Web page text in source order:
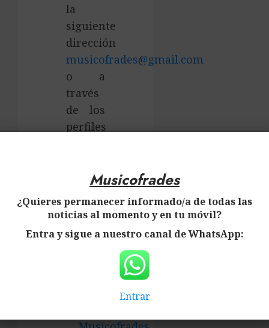
la
siguiente
dirección
musicofrades@gmail.com
o a
través
de los
perfiles
sociales
detallan
a
continuación:
Musicofrades
¿Quieres permanecer informado/a de todas las
noticias al momento y en tu móvil?
Entra y sigue a nuestro canal de WhatsApp:
Entrar